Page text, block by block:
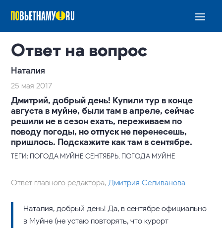
Ответ на вопрос
Наталия
25 мая 2017
Дмитрий, добрый день! Купили тур в конце
августа в муйне, были там в апреле, сейчас
решили не в сезон ехать, переживаем по
поводу погоды, но отпуск не перенесешь,
пришлось. Подскажите как там в сентябре.
ТЕГИ: ПОГОДА МУЙНЕ СЕНТЯБРЬ, ПОГОДА МУЙНЕ
Ответ главного редактора,Дмитрия Селиванова
Наталия, добрый день! Да, в сентябре официально
в Муйне (не устаю повторять, что курорт